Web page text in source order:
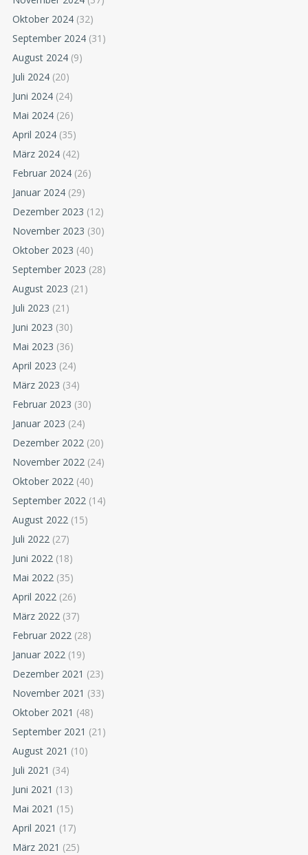
Oktober 2024 (32)
September 2024 (31)
August 2024 (9)
Juli 2024 (20)
Juni 2024 (24)
Mai 2024 (26)
April 2024 (35)
März 2024 (42)
Februar 2024 (26)
Januar 2024 (29)
Dezember 2023 (12)
November 2023 (30)
Oktober 2023 (40)
September 2023 (28)
August 2023 (21)
Juli 2023 (21)
Juni 2023 (30)
Mai 2023 (36)
April 2023 (24)
März 2023 (34)
Februar 2023 (30)
Januar 2023 (24)
Dezember 2022 (20)
November 2022 (24)
Oktober 2022 (40)
September 2022 (14)
August 2022 (15)
Juli 2022 (27)
Juni 2022 (18)
Mai 2022 (35)
April 2022 (26)
März 2022 (37)
Februar 2022 (28)
Januar 2022 (19)
Dezember 2021 (23)
November 2021 (33)
Oktober 2021 (48)
September 2021 (21)
August 2021 (10)
Juli 2021 (34)
Juni 2021 (13)
Mai 2021 (15)
April 2021 (17)
März 2021 (25)